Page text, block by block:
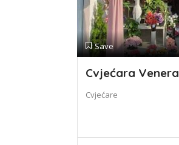
Save
Cvjećara Venera
Cvjećare